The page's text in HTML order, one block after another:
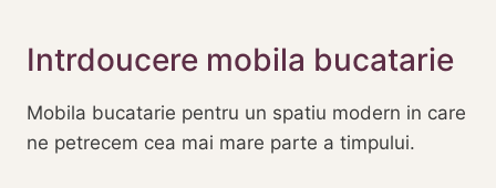
Intrdoucere mobila bucatarie
Mobila bucatarie pentru un spatiu modern in care
ne petrecem cea mai mare parte a timpului.